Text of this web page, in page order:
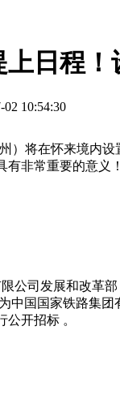
日程！
02 10:54:30
）将在怀来境内
非常重要的意义！
公司发展和改革
中国国家铁路集
开招标 。